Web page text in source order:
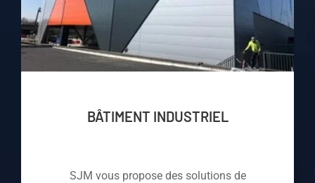
BÂTIMENT INDUSTRIEL
SJM vous propose des solutions de